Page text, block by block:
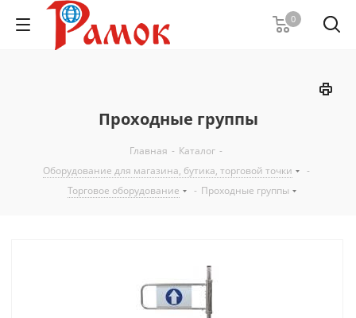
0
Проходные группы
Главная - Каталог -
Оборудование для магазина, бутика, торговой точки
-
Торговое оборудование
- Проходные группы